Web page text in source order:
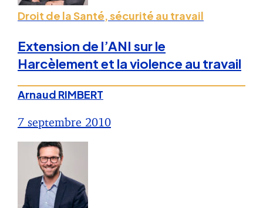
Droit de la Santé, sécurité au travail
Extension de l’ANI sur le
Harcèlement et la violence au travail
Arnaud RIMBERT
7 septembre 2010